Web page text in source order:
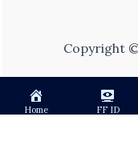
Copyright
Home FF ID